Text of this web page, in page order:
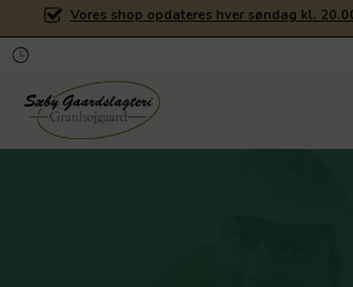
Vores shop opdateres hver søndag kl.